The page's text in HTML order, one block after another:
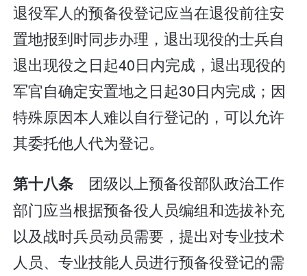
退役军人的预备役登记应当在退役前往安
置地报到时同步办理，退出现役的士兵自
退出现役之日起40日内完成，退出现役的
军官自确定安置地之日起30日内完成；因
特殊原因本人难以自行登记的，可以允许
其委托他人代为登记。
第十八条 团级以上预备役部队政治工作
部门应当根据预备役人员编组和选拔补充
以及战时兵员动员需要，提出对专业技术
人员、专业技能人员进行预备役登记的需